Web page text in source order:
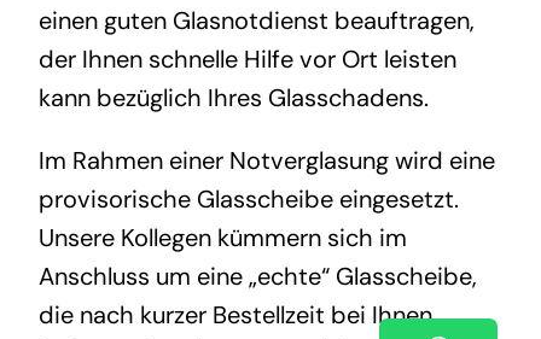
einen guten Glasnotdienst beauftragen,
der Ihnen schnelle Hilfe vor Ort leisten
kann bezüglich Ihres Glasschadens.
Im Rahmen einer Notverglasung wird eine
provisorische Glasscheibe eingesetzt.
Unsere Kollegen kümmern sich im
Anschluss um eine „echte“ Glasscheibe,
die nach kurzer Bestellzeit bei Ihnen